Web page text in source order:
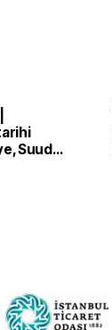
Suudi